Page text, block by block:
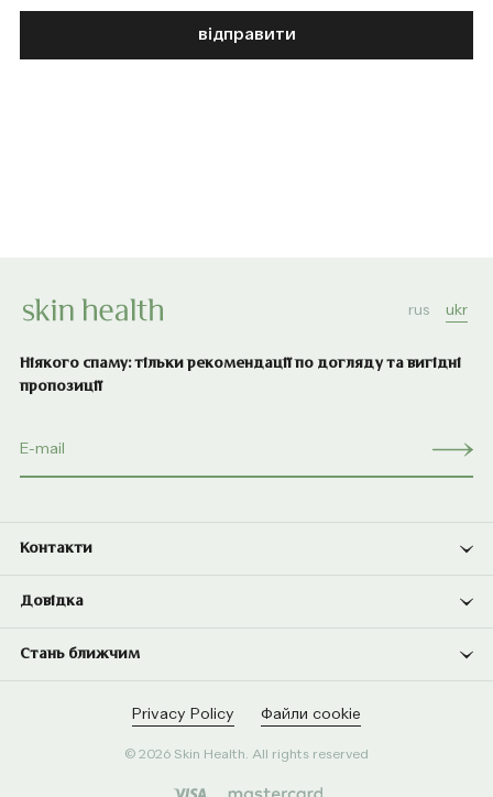
відправити
rus ukr
Ніякого спаму: тільки рекомендації по догляду та вигідні
пропозиції
Контакти
Довідка
Стань ближчим
Privacy Policy Файли cookie
© 2026 Skin Health. All rights reserved